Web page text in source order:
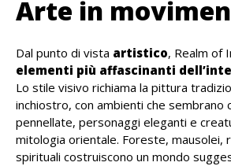
Arte in
Dal punto di vista artistico, Realm of
elementi più affascinanti
Lo stile visivo richiama la pittura
inchiostro, con ambienti che sembrano
pennellate, personaggi eleganti e
mitologia orientale. Foreste, mausolei,
spirituali costruiscono un mondo